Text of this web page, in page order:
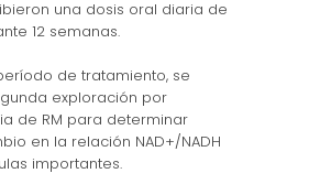
una dosis oral diaria de
12 semanas.
de tratamiento, se
exploración por
de RM para determinar
en la relación NAD+/NADH
importantes.